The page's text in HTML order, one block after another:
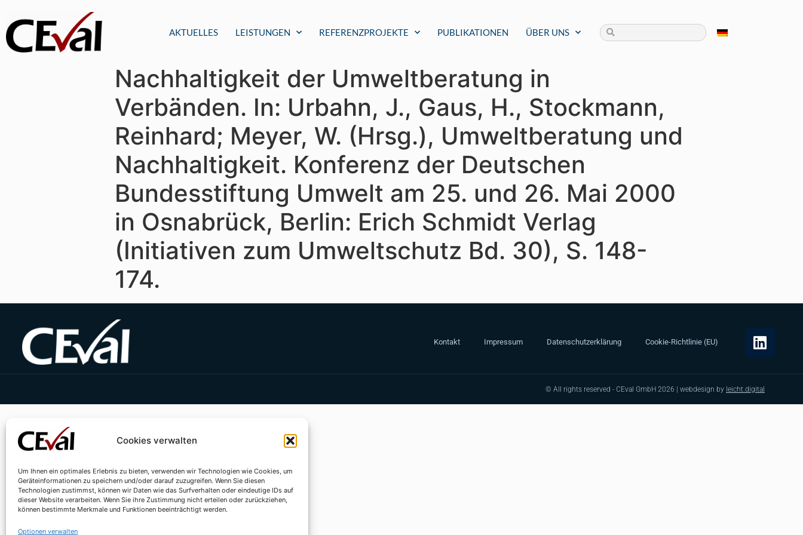
Cookies verwalten
Um Ihnen ein optimales Erlebnis zu bieten, verwenden wir Technologien wie Cookies, um
Geräteinformationen zu speichern und/oder darauf zuzugreifen. Wenn Sie diesen
Technologien zustimmst, können wir Daten wie das Surfverhalten oder eindeutige IDs auf
dieser Website verarbeiten. Wenn Sie ihre Zustimmung nicht erteilen oder zurückziehen,
können bestimmte Merkmale und Funktionen beeinträchtigt werden.
Optionen verwalten
AKTUELLES LEISTUNGEN REFERENZPROJEKTE PUBLIKATIONEN ÜBER UNS
Nachhaltigkeit der Umweltberatung in
Verbänden. In: Urbahn, J., Gaus, H., Stockmann,
Reinhard; Meyer, W. (Hrsg.), Umweltberatung und
Nachhaltigkeit. Konferenz der Deutschen
Bundesstiftung Umwelt am 25. und 26. Mai 2000
in Osnabrück, Berlin: Erich Schmidt Verlag
(Initiativen zum Umweltschutz Bd. 30), S. 148-
174.
Kontakt Impressum Datenschutzerklärung Cookie-Richtlinie (EU)
© All rights reserved - CEval GmbH 2026 | webdesign by leicht.digital